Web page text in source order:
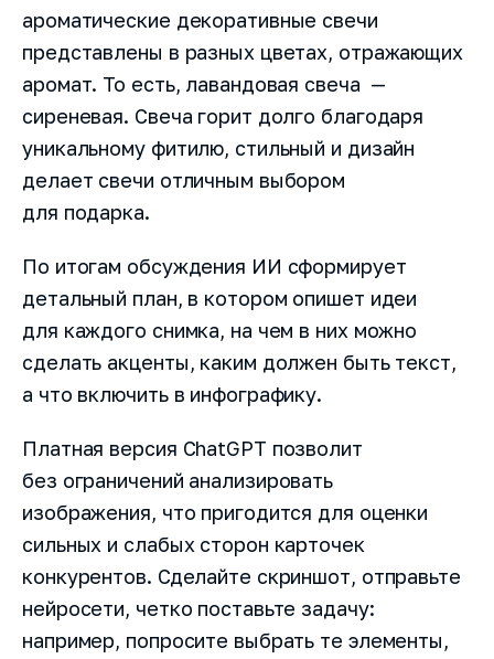
ароматические декоративные свечи
представлены в разных цветах, отражающих
аромат. То есть, лавандовая свеча —
сиреневая. Свеча горит долго благодаря
уникальному фитилю, стильный и дизайн
делает свечи отличным выбором
для подарка.
По итогам обсуждения ИИ сформирует
детальный план, в котором опишет идеи
для каждого снимка, на чем в них можно
сделать акценты, каким должен быть текст,
а что включить в инфографику.
Платная версия ChatGPT позволит
без ограничений анализировать
изображения, что пригодится для оценки
сильных и слабых сторон карточек
конкурентов. Сделайте скриншот, отправьте
нейросети, четко поставьте задачу:
например, попросите выбрать те элементы,